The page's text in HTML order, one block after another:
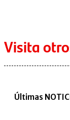
Visita
Últimas